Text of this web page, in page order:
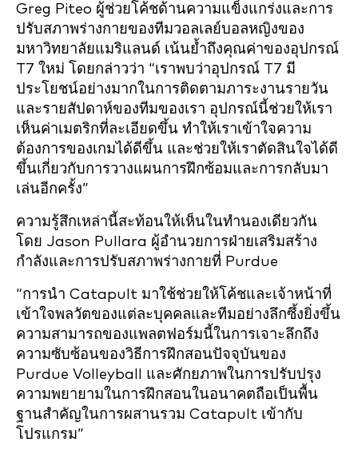
Greg Piteo ผู้ช่วยโค้ชด้านความแข็งแกร่งและการ
ปรับสภาพร่างกายของทีมวอลเลย์บอลหญิงของ
มหาวิทยาลัยแมริแลนด์ เน้นย้ำถึงคุณค่าของอุปกรณ์
T7 ใหม่ โดยกล่าวว่า “เราพบว่าอุปกรณ์ T7 มี
ประโยชน์อย่างมากในการติดตามภาระงานรายวัน
และรายสัปดาห์ของทีมของเรา อุปกรณ์นี้ช่วยให้เรา
เห็นค่าเมตริกที่ละเอียดขึ้น ทำให้เราเข้าใจความ
ต้องการของเกมได้ดีขึ้น และช่วยให้เราตัดสินใจได้ดี
ขึ้นเกี่ยวกับการวางแผนการฝึกซ้อมและการกลับมา
เล่นอีกครั้ง”
ความรู้สึกเหล่านี้สะท้อนให้เห็นในทำนองเดียวกัน
โดย Jason Pullara ผู้อำนวยการฝ่ายเสริมสร้าง
กำลังและการปรับสภาพร่างกายที่ Purdue
“การนำ Catapult มาใช้ช่วยให้โค้ชและเจ้าหน้าที่
เข้าใจพลวัตของแต่ละบุคคลและทีมอย่างลึกซึ้งยิ่งขึ้น
ความสามารถของแพลตฟอร์มนี้ในการเจาะลึกถึง
ความซับซ้อนของวิธีการฝึกสอนปัจจุบันของ
Purdue Volleyball และศักยภาพในการปรับปรุง
ความพยายามในการฝึกสอนในอนาคตถือเป็นพื้น
ฐานสำคัญในการผสานรวม Catapult เข้ากับ
โปรแกรม”